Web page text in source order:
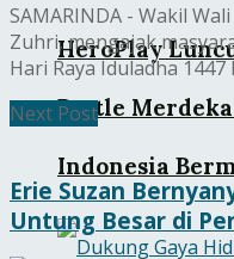
HeroPlay
Battle
Indonesia
SAMARINDA - Wakil
Zuhri, mengajak
Hari Raya Iduladha
Next Post
Erie Suzan
Untung Besar di